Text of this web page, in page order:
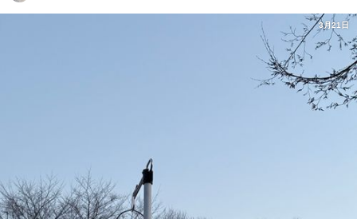
3月21日